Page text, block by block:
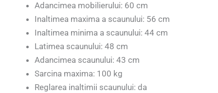
Adancimea mobilierului: 60 cm
Inaltimea maxima a scaunului: 56 cm
Inaltimea minima a scaunului: 44 cm
Latimea scaunului: 48 cm
Adancimea scaunului: 43 cm
Sarcina maxima: 100 kg
Reglarea inaltimii scaunului: da